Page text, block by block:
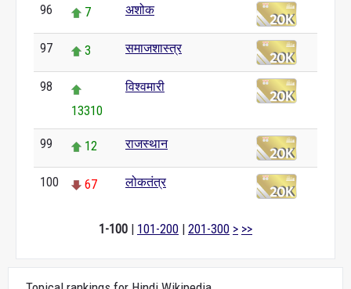
96 7 अशोक
97 3 समाजशास्त्र
98
13310
विश्वमारी
99 12 राजस्थान
100 67 लोकतंत्र
1-100 | 101-200 | 201-300 > >>